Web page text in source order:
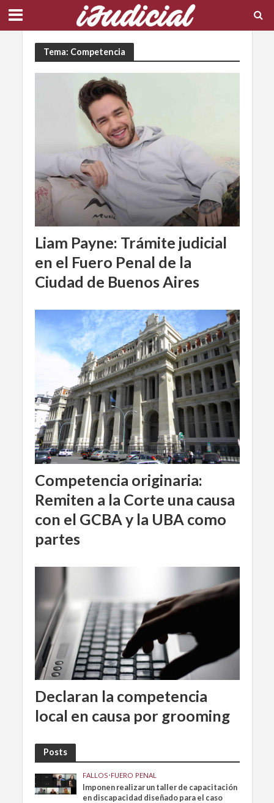
Tema: Competencia
Liam Payne: Trámite judicial
en el Fuero Penal de la
Ciudad de Buenos Aires
Competencia originaria:
Remiten a la Corte una causa
con el GCBA y la UBA como
partes
Declaran la competencia
local en causa por grooming
Posts
FALLOS•FUERO PENAL
Imponen realizar un taller de capacitación
en discapacidad diseñado para el caso